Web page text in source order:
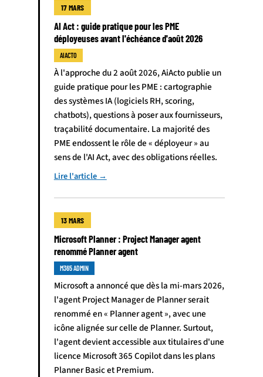
17 MARS
AI Act : guide pratique pour les PME
déployeuses avant l'échéance d'août 2026
AIACTO
À l'approche du 2 août 2026, AiActo publie un
guide pratique pour les PME : cartographie
des systèmes IA (logiciels RH, scoring,
chatbots), questions à poser aux fournisseurs,
traçabilité documentaire. La majorité des
PME endossent le rôle de « déployeur » au
sens de l'AI Act, avec des obligations réelles.
Lire l'article →
13 MARS
Microsoft Planner : Project Manager agent
renommé Planner agent
M365 ADMIN
Microsoft a annoncé que dès la mi-mars 2026,
l'agent Project Manager de Planner serait
renommé en « Planner agent », avec une
icône alignée sur celle de Planner. Surtout,
l'agent devient accessible aux titulaires d'une
licence Microsoft 365 Copilot dans les plans
Planner Basic et Premium.